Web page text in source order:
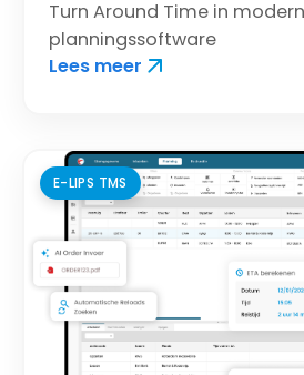
Turn Around Time in
planningssoftware
Lees meer
E-LIPS TMS